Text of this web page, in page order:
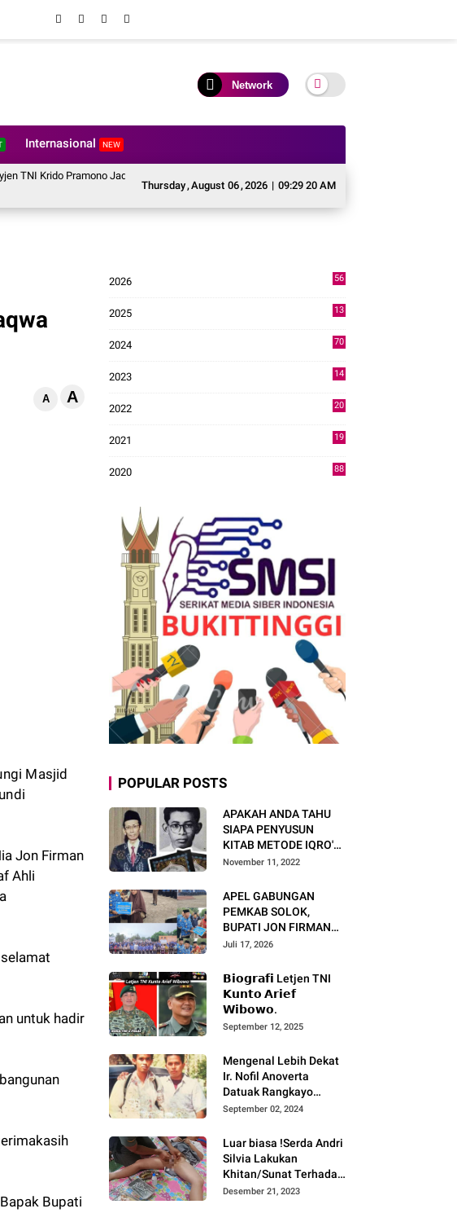
Network
Internasional NEW
Thursday,August 06,2026 | 09:29 21 AM
Pramono Jadi Ikon Singing Competition HUT ke 81 RI
A A
Masjid
Jon Firman
Ahli
untuk hadir
Bupati
2026
56
2025
13
2024
70
2023
14
2022
20
2021
19
2020
88
POPULAR POSTS
APAKAH ANDA TAHU
SIAPA PENYUSUN
KITAB METODE IQRO'?
INI BIOGRAFI KH. AS'AD
November 11, 2022
APEL GABUNGAN
PEMKAB SOLOK,
BUPATI JON FIRMAN
PANDU TEKANKAN ASN
DAN PELAYANAN
MASYARAKAT.
Juli 17, 2026
𝗕𝗶𝗼𝗴𝗿𝗮𝗳𝗶 Letjen TNI
𝗞𝘂𝗻𝘁𝗼 𝗔𝗿𝗶𝗲𝗳
𝗪𝗶𝗯𝗼𝘄𝗼.
September 12, 2025
Mengenal Lebih Dekat
Ir. Nofil Anoverta
Datuak Rangkayo
Batuah Cawako
September 02, 2024
Luar biasa !Serda Andri
Silvia Lakukan
Khitan/Sunat Terhadap
Anak Warga Binaannya
Desember 21, 2023